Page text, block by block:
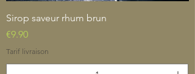
Sirop saveur rhum brun
価格
€9.90
Tarif livraison